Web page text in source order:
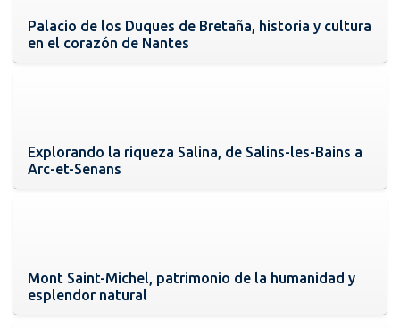
Palacio de los Duques de Bretaña, historia y cultura
en el corazón de Nantes
Explorando la riqueza Salina, de Salins-les-Bains a
Arc-et-Senans
Mont Saint-Michel, patrimonio de la humanidad y
esplendor natural